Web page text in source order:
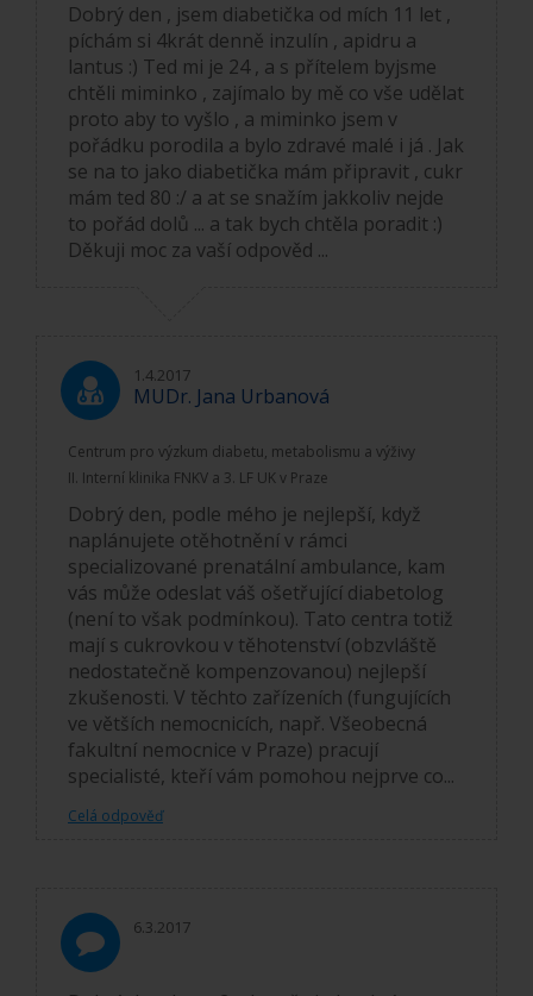
Dobrý den , jsem diabetička od mích 11 let ,
píchám si 4krát denně inzulín , apidru a
lantus :) Ted mi je 24 , a s přítelem byjsme
chtěli miminko , zajímalo by mě co vše udělat
proto aby to vyšlo , a miminko jsem v
pořádku porodila a bylo zdravé malé i já . Jak
se na to jako diabetička mám připravit , cukr
mám ted 80 :/ a at se snažím jakkoliv nejde
to pořád dolů ... a tak bych chtěla poradit :)
Děkuji moc za vaší odpověd ...
1.4.2017
MUDr. Jana Urbanová
Centrum pro výzkum diabetu, metabolismu a výživy
II. Interní klinika FNKV a 3. LF UK v Praze
Dobrý den, podle mého je nejlepší, když
naplánujete otěhotnění v rámci
specializované prenatální ambulance, kam
vás může odeslat váš ošetřující diabetolog
(není to však podmínkou). Tato centra totiž
mají s cukrovkou v těhotenství (obzvláště
nedostatečně kompenzovanou) nejlepší
zkušenosti. V těchto zařízeních (fungujících
ve větších nemocnicích, např. Všeobecná
fakultní nemocnice v Praze) pracují
specialisté, kteří vám pomohou nejprve co...
Celá odpověď
6.3.2017